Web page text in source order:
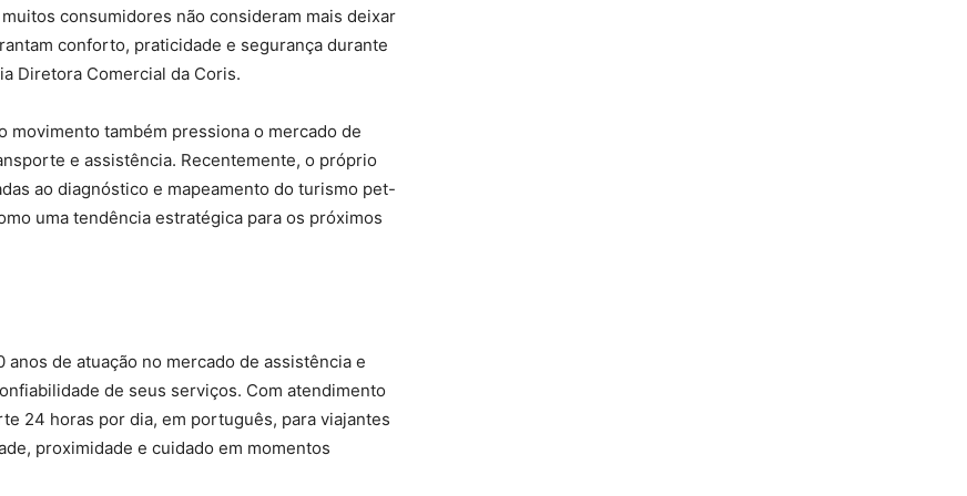
consumidores não consideram mais deixar
conforto, praticidade e segurança durante
Diretora Comercial da Coris.
movimento também pressiona o mercado de
e assistência. Recentemente, o próprio
ao diagnóstico e mapeamento do turismo pet-
uma tendência estratégica para os próximos
de atuação no mercado de assistência e
de seus serviços. Com atendimento
24 horas por dia, em português, para viajantes
proximidade e cuidado em momentos